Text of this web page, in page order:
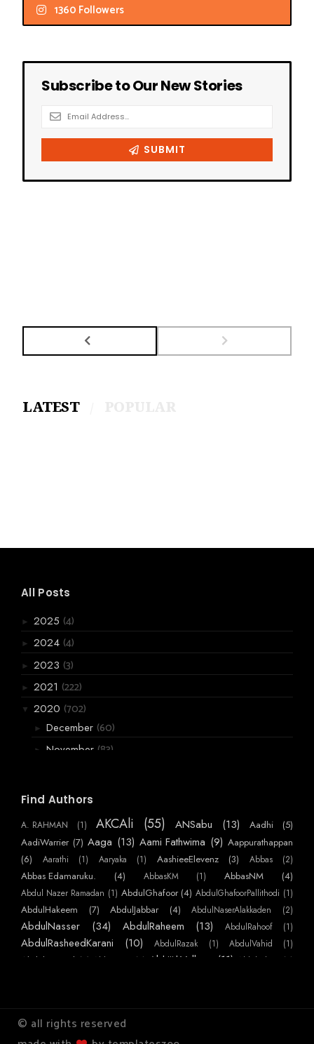
1360 Followers
LATEST
All Posts
► 2025 (4)
► 2024 (4)
► 2023 (3)
► 2021 (222)
▼ 2020 (702)
► December (60)
► November (83)
▼ September
ക്വാറന്റീൻ
അവൾ പറഞ്ഞ കഥ.
ഒരു ബംഗാളിക്കഥ
ചെന്നൈ എക്സ്പ്രസ്
ലൂസിയയിലേ നാരങ്ങാവെള്ളം
ചേച്ചീ രണ്ടു മാസ്ക്കുണ്ടോ...
തിരിച്ചടികൾ
ഒരു മാമ്പഴക്കാലത്തിന്റെ ഓർമ്മയ്ക്ക്
(അനുഭവകഥ )
Find Authors
A. RAHMAN (1) AKCAli (55) ANSabu (13) Aadhi
(5)
AadiWarrier (7) Aaga (13) Aami Fathwima (9) Aappurathappan
(6)
Aarathi (1) Aaryaka (1) AashieeElevenz (3) Abbas (2)
Abbas Edamaruku. (4) AbbasKM (1) AbbasNM (4)
Abdul Nazer Ramadan (1) AbdulGhafoor (4) AbdulGhafoorPallithodi (1)
AbdulHakeem (7) AbdulJabbar (4) AbdulNaserAlakkaden (2)
AbdulNasser (34) AbdulRaheem (13) AbdulRahoof (1)
AbdulRasheedKarani (10) AbdulRazak (1) AbdulVahid (1)
Abdulmajeed (7) AbhiKattor (1) AbhijithVelloor (11) AbhilashKP
(1)
AchuHelen (3) AchuVipin
© all rights reserved